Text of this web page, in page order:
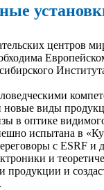
центров
новые виды
в оптике
испытана в
с
и
и